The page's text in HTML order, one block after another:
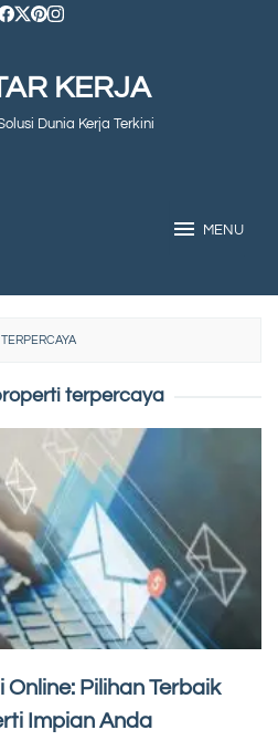
KERJA
Dunia Kerja Terkini
MENU
terpercaya
Pilihan Terbaik
Impian Anda